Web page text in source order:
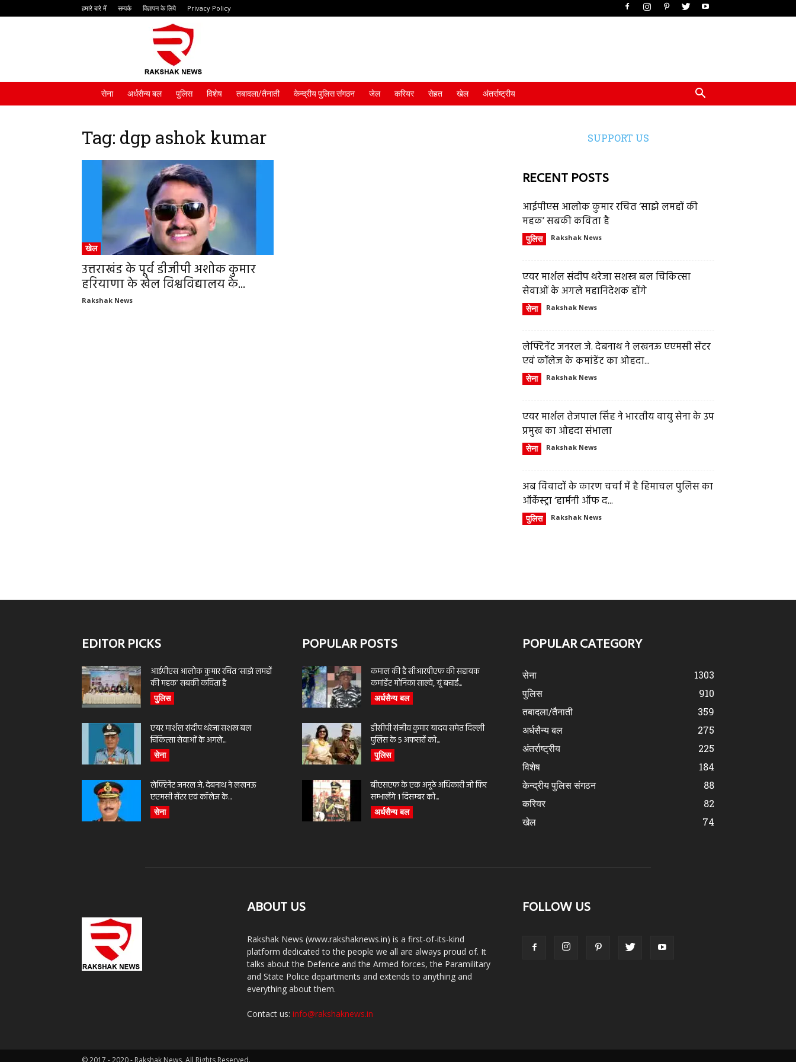
हमारे बारे में सम्पर्क विज्ञापन के लिये Privacy Policy
सेना अर्धसैन्य बल पुलिस विशेष तबादला/तैनाती केन्द्रीय पुलिस संगठन जेल करियर सेहत खेल अंतर्राष्ट्रीय
Tag: dgp ashok kumar
खेल
उत्तराखंड के पूर्व डीजीपी अशोक कुमार
हरियाणा के खेल विश्वविद्यालय के...
Rakshak News
SUPPORT US
RECENT POSTS
आईपीएस आलोक कुमार रचित ‘साझे लमहों की
महक’ सबकी कविता है
पुलिस Rakshak News
एयर मार्शल संदीप थरेजा सशस्त्र बल चिकित्सा
सेवाओं के अगले महानिदेशक होंगे
सेना Rakshak News
लेफ्टिनेंट जनरल जे. देबनाथ ने लखनऊ एएमसी सेंटर
एवं कॉलेज के कमांडेंट का ओहदा...
सेना Rakshak News
एयर मार्शल तेजपाल सिंह ने भारतीय वायु सेना के उप
प्रमुख का ओहदा संभाला
सेना Rakshak News
अब विवादों के कारण चर्चा में है हिमाचल पुलिस का
ऑर्केस्ट्रा ‘हार्मनी ऑफ द...
पुलिस Rakshak News
EDITOR PICKS
आईपीएस आलोक कुमार रचित ‘साझे लमहों
की महक’ सबकी कविता है
पुलिस
एयर मार्शल संदीप थरेजा सशस्त्र बल
चिकित्सा सेवाओं के अगले...
सेना
लेफ्टिनेंट जनरल जे. देबनाथ ने लखनऊ
एएमसी सेंटर एवं कॉलेज के...
सेना
POPULAR POSTS
कमाल की है सीआरपीएफ की सहायक
कमांडेंट मोनिका साल्वे, यूं बचाई...
अर्धसैन्य बल
डीसीपी संजीव कुमार यादव समेत दिल्ली
पुलिस के 5 अफसरों को...
पुलिस
बीएसएफ के एक अनूठे अधिकारी जो फिर
सम्भालेंगे 1 दिसम्बर को...
अर्धसैन्य बल
POPULAR CATEGORY
सेना
1303
पुलिस
910
तबादला/तैनाती
359
अर्धसैन्य बल
275
अंतर्राष्ट्रीय
225
विशेष
184
केन्द्रीय पुलिस संगठन
88
करियर
82
खेल
74
ABOUT US
Rakshak News (www.rakshaknews.in) is a first-of-its-kind
platform dedicated to the people we all are always proud of. It
talks about the Defence and the Armed forces, the Paramilitary
and State Police departments and extends to anything and
everything about them.
Contact us: info@rakshaknews.in
FOLLOW US
© 2017 - 2020 - Rakshak News. All Rights Reserved.